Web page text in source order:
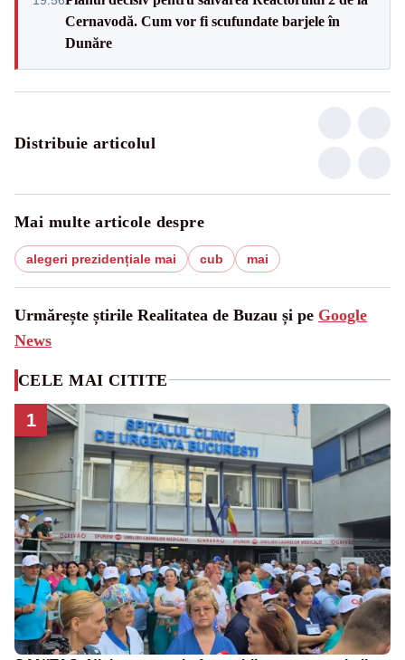
Cernavodă. Cum vor fi scufundate barjele în
Dunăre
Distribuie articolul
Mai multe articole despre
alegeri prezidențiale mai cub mai
Urmărește știrile Realitatea de Buzau și pe Google
News
CELE MAI CITITE
1